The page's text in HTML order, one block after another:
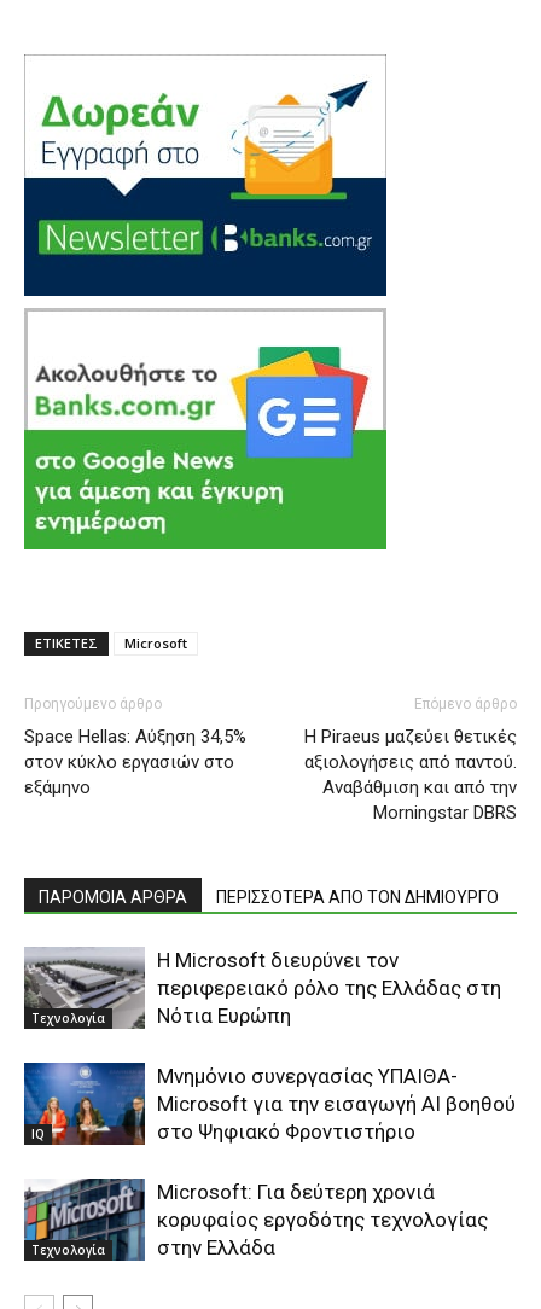
ΕΤΙΚΕΤΕΣ Microsoft
Προηγούμενο άρθρο
Space Hellas: Αύξηση 34,5%
στον κύκλο εργασιών στο
εξάμηνο
Επόμενο άρθρο
H Piraeus μαζεύει θετικές
αξιολογήσεις από παντού.
Αναβάθμιση και από την
Morningstar DBRS
ΠΑΡΟΜΟΙΑ ΑΡΘΡΑ ΠΕΡΙΣΣΟΤΕΡΑ ΑΠΟ ΤΟΝ ΔΗΜΙΟΥΡΓΟ
Τεχνολογία
Η Microsoft διευρύνει τον
περιφερειακό ρόλο της Ελλάδας στη
Νότια Ευρώπη
IQ
Μνημόνιο συνεργασίας ΥΠΑΙΘΑ-
Microsoft για την εισαγωγή AI βοηθού
στο Ψηφιακό Φροντιστήριο
Τεχνολογία
Microsoft: Για δεύτερη χρονιά
κορυφαίος εργοδότης τεχνολογίας
στην Ελλάδα